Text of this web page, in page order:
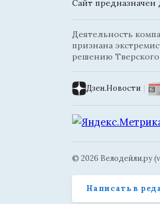
Сайт предназначен
Деятельность
признана
решению Тверского
Дзен.Новости |
© 2026 Велодейли.ру
Написать в